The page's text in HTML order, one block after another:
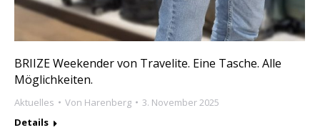
BRIIZE Weekender von Travelite. Eine Tasche. Alle
Möglichkeiten.
Aktuelles Von Harenberg
3. November 2025
Details